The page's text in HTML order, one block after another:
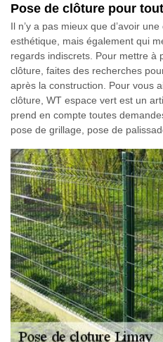
Pose de clôture pour
Il n’y a pas mieux que d’avoir
esthétique, mais également qui
regards indiscrets. Pour mettre à
clôture, faites des recherches
après la construction. Pour vous
clôture, WT espace vert est un
prend en compte toutes
pose de grillage, pose de